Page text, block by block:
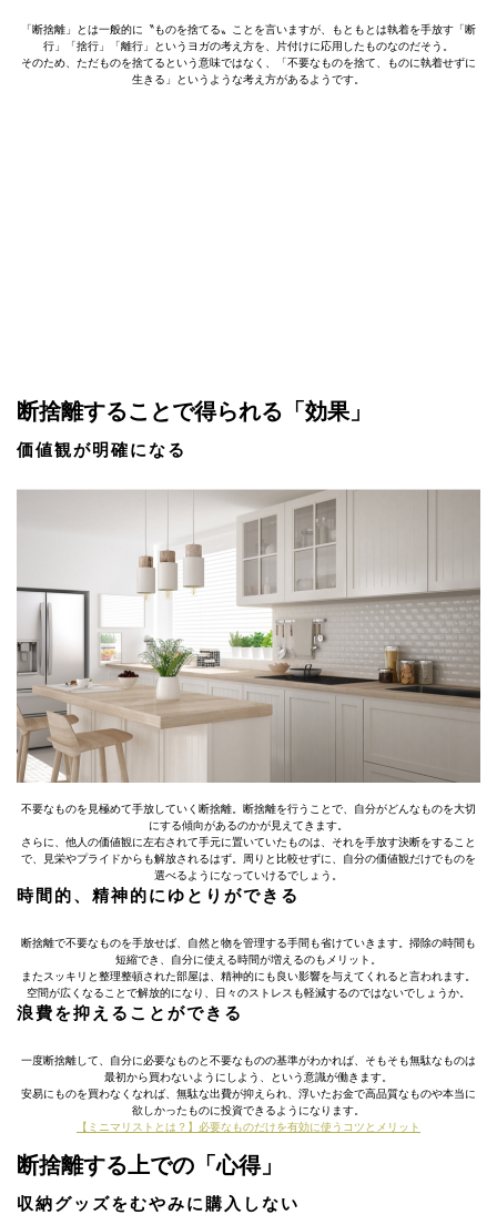
「断捨離」とは一般的に〝ものを捨てる〟ことを言いますが、もともとは執着を手放す「断
行」「捨行」「離行」というヨガの考え方を、片付けに応用したものなのだそう。
そのため、ただものを捨てるという意味ではなく、「不要なものを捨て、ものに執着せずに
生きる」というような考え方があるようです。
断捨離することで得られる「効果」
価値観が明確になる
不要なものを見極めて手放していく断捨離。断捨離を行うことで、自分がどんなものを大切
にする傾向があるのかが見えてきます。
さらに、他人の価値観に左右されて手元に置いていたものは、それを手放す決断をすること
で、見栄やプライドからも解放されるはず。周りと比較せずに、自分の価値観だけでものを
選べるようになっていけるでしょう。
時間的、精神的にゆとりができる
断捨離で不要なものを手放せば、自然と物を管理する手間も省けていきます。掃除の時間も
短縮でき、自分に使える時間が増えるのもメリット。
またスッキリと整理整頓された部屋は、精神的にも良い影響を与えてくれると言われます。
空間が広くなることで解放的になり、日々のストレスも軽減するのではないでしょうか。
浪費を抑えることができる
一度断捨離して、自分に必要なものと不要なものの基準がわかれば、そもそも無駄なものは
最初から買わないようにしよう、という意識が働きます。
安易にものを買わなくなれば、無駄な出費が抑えられ、浮いたお金で高品質なものや本当に
欲しかったものに投資できるようになります。
【ミニマリストとは？】必要なものだけを有効に使うコツとメリット
断捨離する上での「心得」
収納グッズをむやみに購入しない